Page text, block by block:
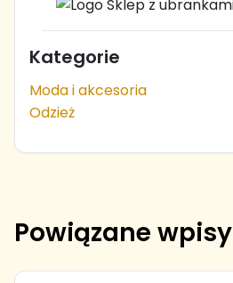
Kategorie
Moda i akcesoria
Odzież
Powiązane wpisy